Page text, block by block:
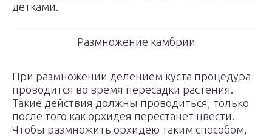
детками.
Размножение камбрии
При размножении делением куста процедура
проводится во время пересадки растения.
Такие действия должны проводиться, только
после того как орхидея перестанет цвести.
Чтобы размножить орхидею таким способом,